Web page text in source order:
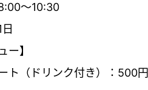
～10:30
ー】
ト（ドリンク付き）：500円